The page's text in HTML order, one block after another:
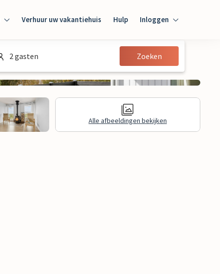
Verhuur uw vakantiehuis Hulp Inloggen
Inloggen
Gast
2 gasten Zoeken
Alle afbeeldingen bekijken